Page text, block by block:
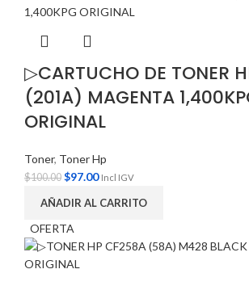
▷CARTUCHO DE TONER
(201A) MAGENTA
ORIGINAL
Toner, Toner Hp
$100.00 $97.00 Incl IGV
AÑADIR AL CARRITO
OFERTA